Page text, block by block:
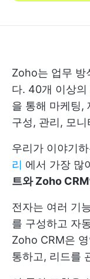
Zoho는 업무 방
다. 40개 이상의
을 통해 마케팅,
구성, 관리, 모
우리가 이야기
리 에서 가장 많
트와 Zoho CRM
전자는 여러 기
를 구성하고 자
Zoho CRM은
통하고, 리드를